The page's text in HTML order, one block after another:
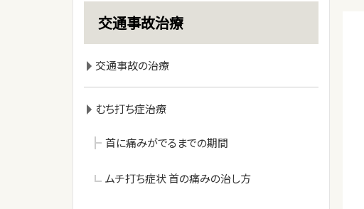
交通事故治療
交通事故の治療
むち打ち症治療
首に痛みがでるまでの期間
ムチ打ち症状 首の痛みの治し方